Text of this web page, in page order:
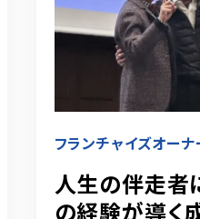
フランチャイズオーナ
人生の伴走者
の経験が導く